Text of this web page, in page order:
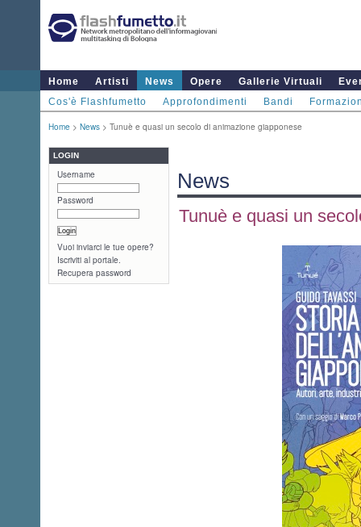
Home Artisti News Opere Gallerie Virtuali
Cos'è Flashfumetto
Approfondimenti Bandi
Home > News > Tunuè e quasi un secolo di animazione giapponese
LOGIN
Username
Password
Vuoi inviarci le tue opere?
Iscriviti al portale.
Recupera password
News
Tunuè e quasi un